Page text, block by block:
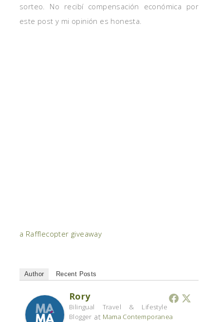
sorteo. No recibí compensación económica por
este post y mi opinión es honesta.
a Rafflecopter giveaway
Author Recent Posts
Rory
Bilingual Travel & Lifestyle
Blogger at Mama Contemporanea